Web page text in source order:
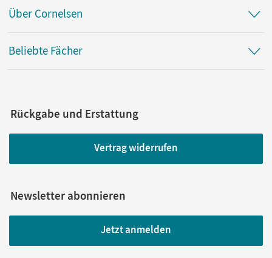
Über Cornelsen
Beliebte Fächer
Rückgabe und Erstattung
Vertrag widerrufen
Newsletter abonnieren
Jetzt anmelden